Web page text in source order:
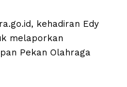
kehadiran Edy
melaporkan
Pekan Olahraga